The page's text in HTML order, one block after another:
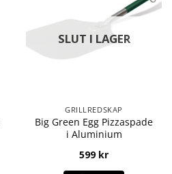
SLUT I LAGER
GRILLREDSKAP
Big Green Egg Pizzaspade
i Aluminium
599 kr